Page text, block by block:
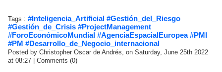
Tags : #Inteligencia_Artificial #Gestión_del_Riesgo
#Gestión_de_Crisis #ProjectManagement
#ForoEconómicoMundial #AgenciaEspacialEuropea #PMI
#PM #Desarrollo_de_Negocio_internacional
Posted by Christopher Oscar de Andrés, on Saturday, June 25th 2022
at 08:27 | Comments (0)